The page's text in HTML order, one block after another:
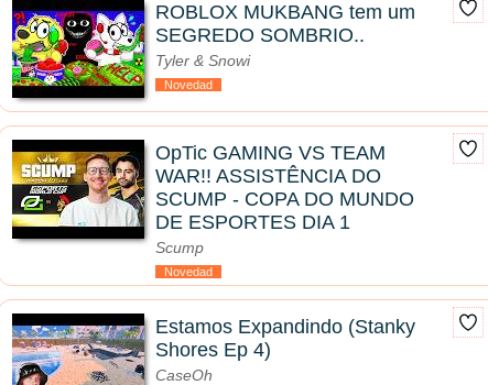
ROBLOX MUKBANG tem um
SEGREDO SOMBRIO..
Tyler & Snowi
Novedad
OpTic GAMING VS TEAM
WAR!! ASSISTÊNCIA DO
SCUMP - COPA DO MUNDO
DE ESPORTES DIA 1
Scump
Novedad
Estamos Expandindo (Stanky
Shores Ep 4)
CaseOh